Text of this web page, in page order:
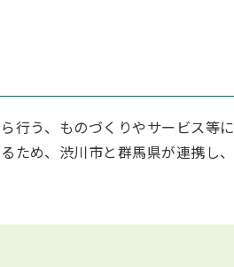
行う、ものづくりやサービス等
ため、渋川市と群馬県が連携し